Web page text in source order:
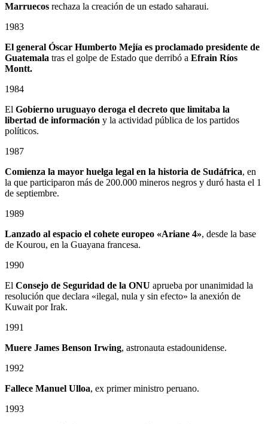
Marruecos rechaza la creación de un estado saharaui.
1983
El general Óscar Humberto Mejía es proclamado presidente de
Guatemala tras el golpe de Estado que derribó a Efrain Ríos
Montt.
1984
El Gobierno uruguayo deroga el decreto que limitaba la
libertad de información y la actividad pública de los partidos
políticos.
1987
Comienza la mayor huelga legal en la historia de Sudáfrica, en
la que participaron más de 200.000 mineros negros y duró hasta el 1
de septiembre.
1989
Lanzado al espacio el cohete europeo «Ariane 4», desde la base
de Kourou, en la Guayana francesa.
1990
El Consejo de Seguridad de la ONU aprueba por unanimidad la
resolución que declara «ilegal, nula y sin efecto» la anexión de
Kuwait por Irak.
1991
Muere James Benson Irwing, astronauta estadounidense.
1992
Fallece Manuel Ulloa, ex primer ministro peruano.
1993